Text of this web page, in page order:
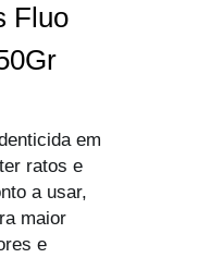
Fluo
em
ratos e
a usar,
maior
e